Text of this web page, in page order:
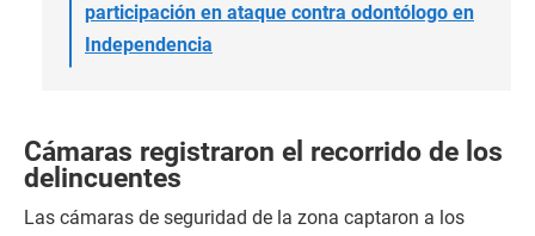
participación en ataque contra odontólogo en
Independencia
Cámaras registraron el recorrido de los
delincuentes
Las cámaras de seguridad de la zona captaron a los